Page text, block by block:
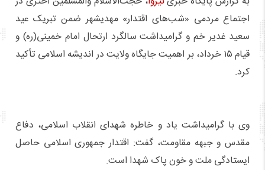
اجتماع مردمی «شب‌های اقتدار» مهدیشهر ضمن تبریک عید
سعید غدیر خم و گرامیداشت سالگرد ارتحال امام خمینی(ره) و
قیام ۱۵ خرداد، بر اهمیت جایگاه ولایت در اندیشه اسلامی تأکید
کرد.
وی با گرامیداشت یاد و خاطره شهدای انقلاب اسلامی، دفاع
مقدس و جبهه مقاومت، گفت: اقتدار جمهوری اسلامی حاصل
ایستادگی ملت و خون پاک شهدا است.